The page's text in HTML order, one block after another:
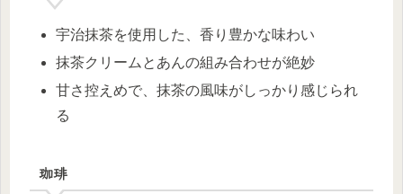
宇治抹茶を使用した、香り豊かな味わい
抹茶クリームとあんの組み合わせが絶妙
甘さ控えめで、抹茶の風味がしっかり感じられ
る
珈琲